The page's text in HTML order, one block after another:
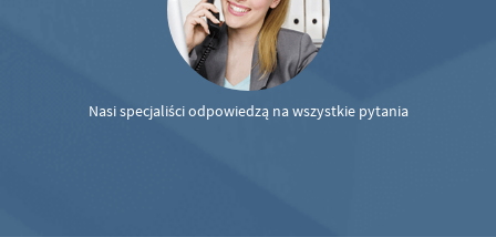
Nasi specjaliści odpowiedzą na wszystkie pytania